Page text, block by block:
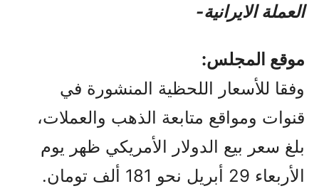
العملة الایرانیة-
موقع المجلس:
وفقا للأسعار اللحظية المنشورة في
قنوات ومواقع متابعة الذهب والعملات،
بلغ سعر بيع الدولار الأمريكي ظهر يوم
الأربعاء 29 أبريل نحو 181 ألف تومان.